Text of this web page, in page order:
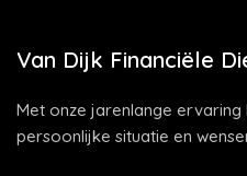
Van Dijk Financiële
Met onze jarenlange
persoonlijke situatie en